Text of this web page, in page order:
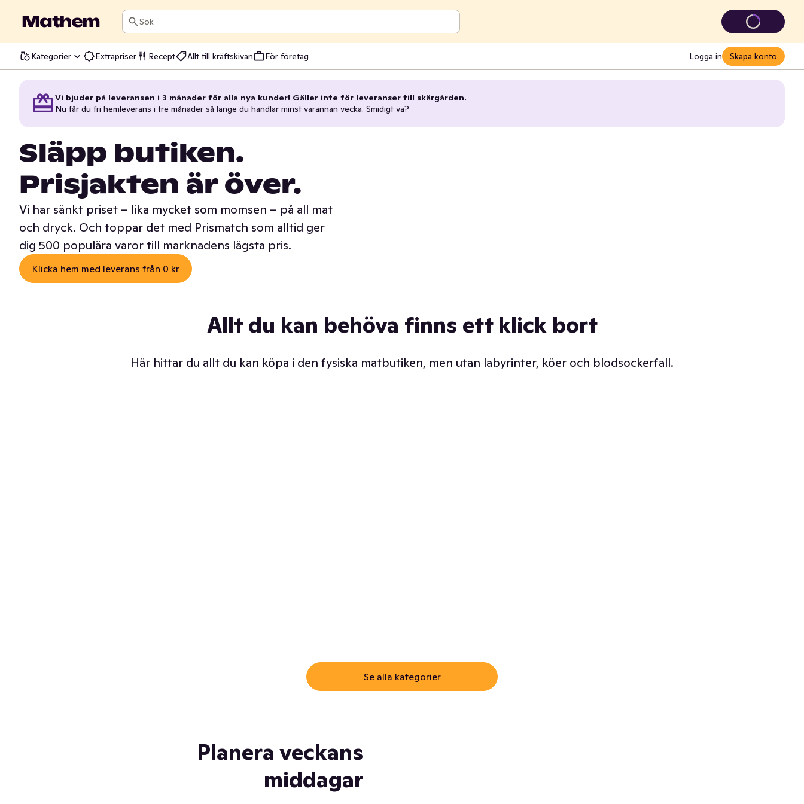
Sök
Kategorier Extrapriser Recept Allt till kräftskivan För företag Logga in Skapa konto
Vi bjuder på leveransen i 3 månader för alla nya kunder! Gäller inte för leveranser till skärgården.
Nu får du fri hemleverans i tre månader så länge du handlar minst varannan vecka. Smidigt va?
Släpp butiken.
Prisjakten är över.
Vi har sänkt priset – lika mycket som momsen – på all mat
och dryck. Och toppar det med Prismatch som alltid ger
dig 500 populära varor till marknadens lägsta pris.
Klicka hem med leverans från 0 kr
Allt du kan behöva finns ett klick bort
Här hittar du allt du kan köpa i den fysiska matbutiken, men utan labyrinter, köer och blodsockerfall.
Se alla kategorier
Planera veckans
middagar